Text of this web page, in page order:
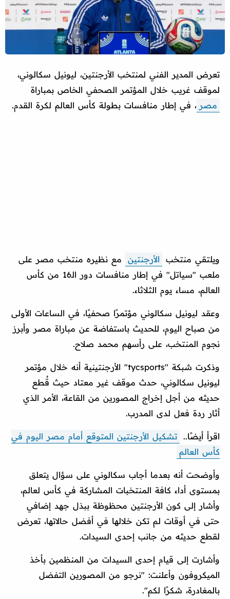
تعرض المدير الفني لمنتخب الأرجنتين، ليونيل سكالوني،
لموقف غريب خلال المؤتمر الصحفي الخاص بمباراة
مصر ، في إطار منافسات بطولة كأس العالم لكرة القدم.
ويلتقي منتخب الأرجنتين
مع نظيره منتخب مصر على
ملعب "سياتل" في إطار منافسات دور الـ16 من كأس
العالم، مساء يوم الثلاثاء.
وعقد ليونيل سكالوني مؤتمرًا صحفيًا، في الساعات الأولى
من صباح اليوم، للحديث باستفاضة عن مباراة مصر وأبرز
نجوم المنتخب، على رأسهم محمد صلاح.
وذكرت شبكة "tycsports" الأرجنتينية أنه خلال مؤتمر
ليونيل سكالوني، حدث موقف غير معتاد حيث قُطع
حديثه من أجل إخراج المصورين من القاعة، الأمر الذي
أثار ردة فعل لدى المدرب.
اقرأ أيضًا.. تشكيل الأرجنتين المتوقع أمام مصر اليوم في
كأس العالم
وأوضحت أنه بعدما أجاب سكالوني على سؤال يتعلق
بمستوى أداء كافة المنتخبات المشاركة في كأس لعالم،
وأشار إلى كون الأرجنتين محظوظة ببذل جهد إضافي
حتى في أوقات لم تكن خلالها في أفضل حالاتها، تعرض
لقطع حديثه من جانب إحدى السيدات.
وأشارت إلى قيام إحدى السيدات من المنظمين بأخذ
الميكروفون وأعلنت: "نرجو من المصورين التفضل
بالمغادرة، شكرًا لكم".